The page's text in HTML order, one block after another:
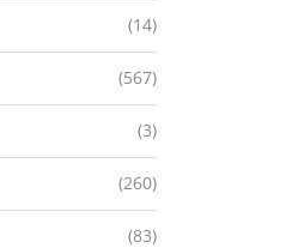
(14)
(567)
(3)
(260)
(83)